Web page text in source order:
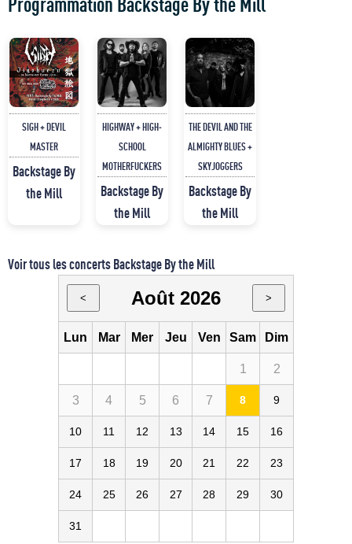
SIGH + DEVIL
MASTER
Backstage By
the Mill
HIGHWAY + HIGH-
SCHOOL
MOTHERFUCKERS
Backstage By
the Mill
THE DEVIL AND THE
ALMIGHTY BLUES +
SKYJOGGERS
Backstage By
the Mill
Voir tous les concerts Backstage By the Mill
< Août 2026 >
Lun Mar Mer Jeu Ven Sam Dim
1 2
3 4 5 6 7 8 9
10 11 12 13 14 15 16
17 18 19 20 21 22 23
24 25 26 27 28 29 30
31